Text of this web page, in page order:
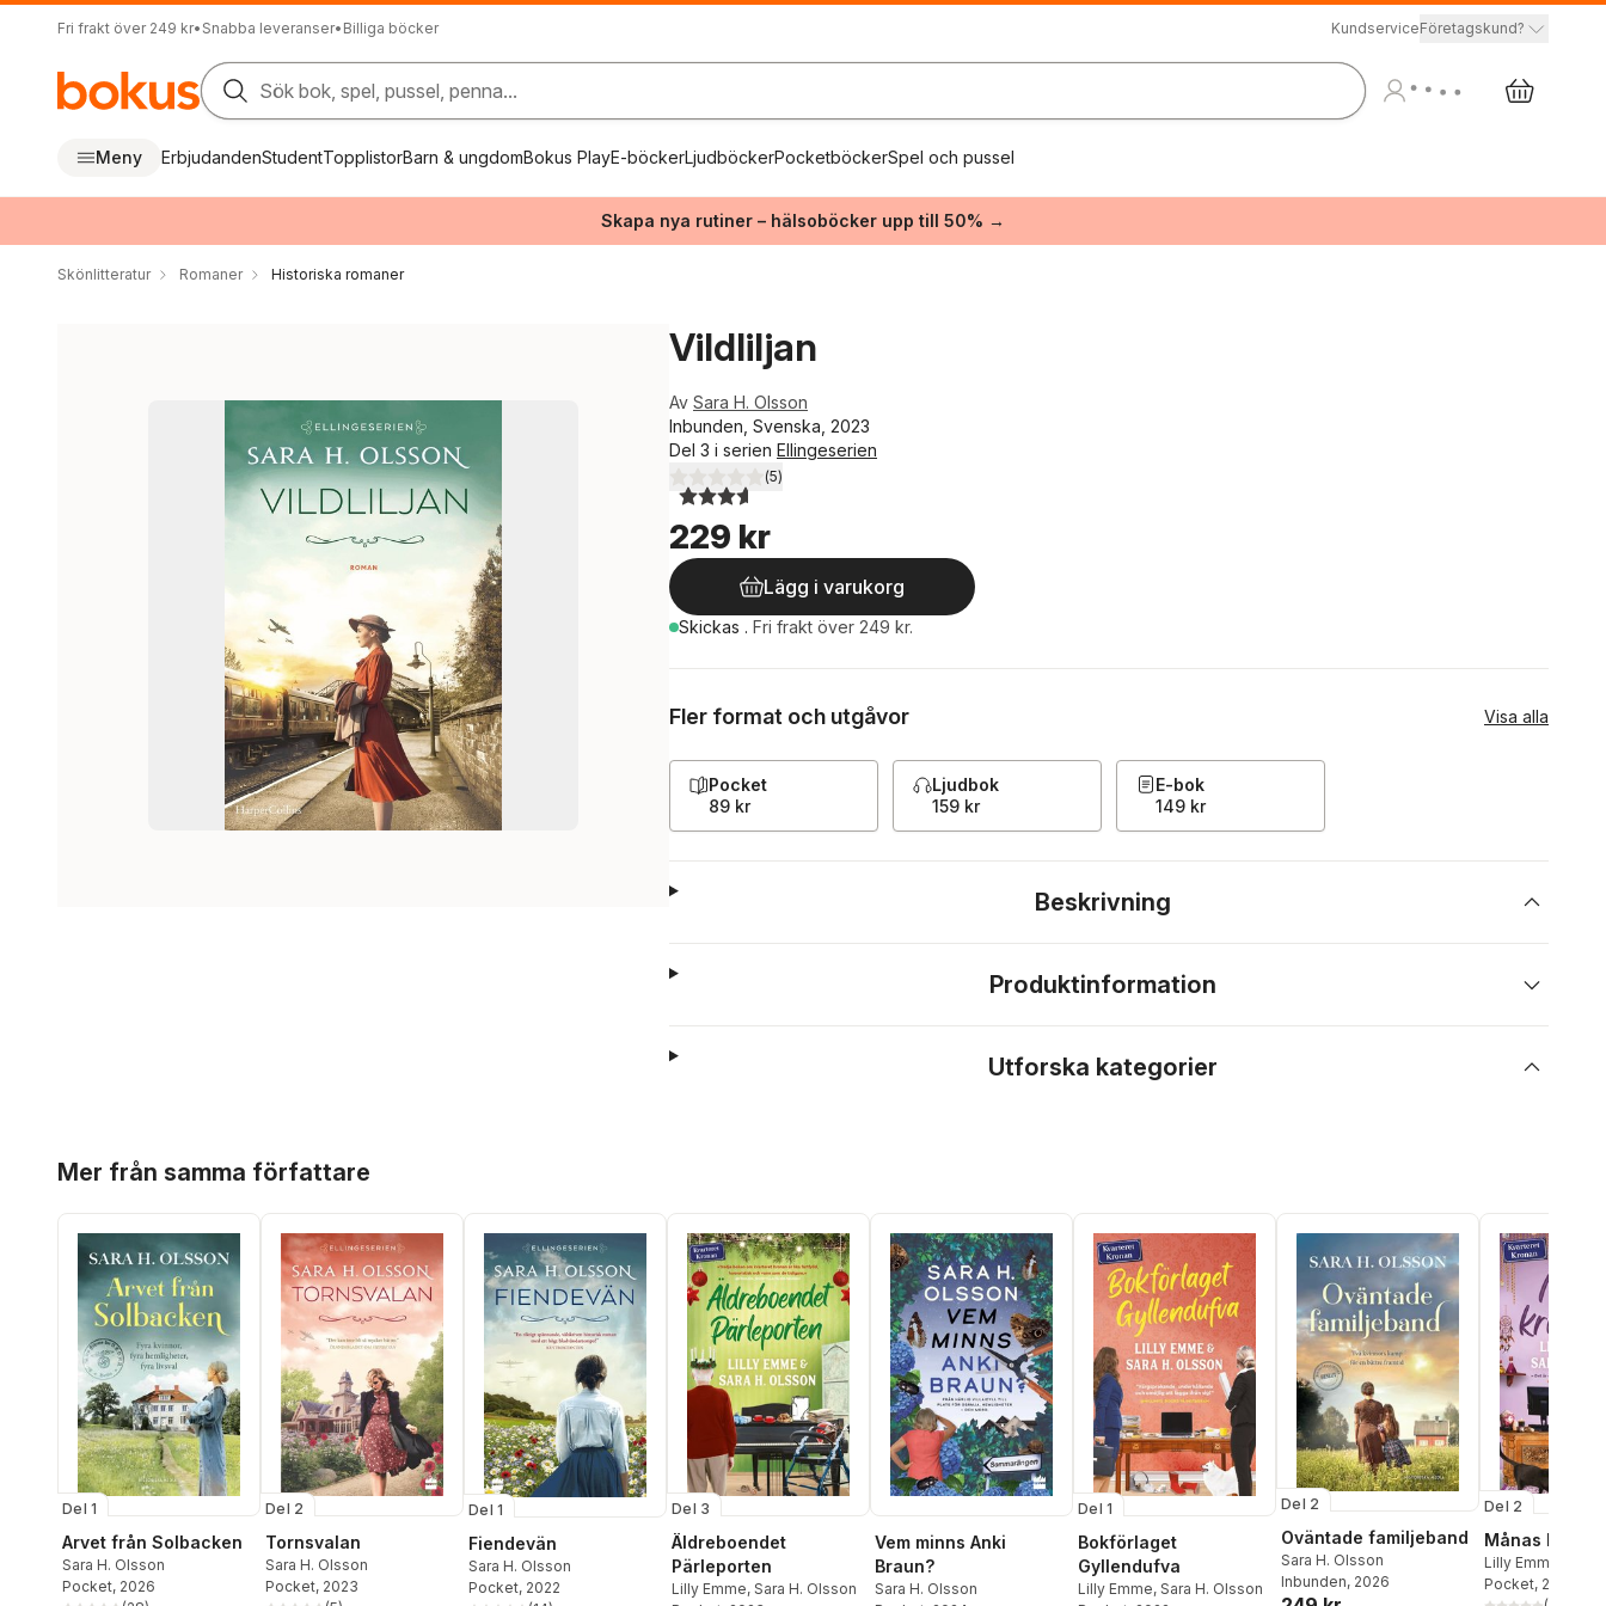
Fri frakt över 249 kr• Snabba leveranser• Billiga böcker KundserviceFöretagskund?
Sök bok, spel, pussel, penna...
Meny ErbjudandenStudentTopplistorBarn & ungdomBokus PlayE-böckerLjudböckerPocketböckerSpel och pussel
Skapa nya rutiner – hälsoböcker upp till 50% →
Skönlitteratur Romaner Historiska romaner
Vildliljan
Av Sara H. Olsson
Inbunden, Svenska, 2023
Del 3 i serien Ellingeserien
3,6utav 5 stjärnor. Totalt antal röster:
(5)
229 kr
Lägg i varukorg
Skickas . Fri frakt över 249 kr.
Fler format och utgåvor Visa alla
Pocket
89 kr
Ljudbok
159 kr
E-bok
149 kr
Beskrivning
Produktinformation
Utforska kategorier
Mer från samma författare
Del 1
Arvet från Solbacken
Sara H. Olsson
Pocket, 2026
Del 2
Tornsvalan
Sara H. Olsson
Pocket, 2023
Del 1
Fiendevän
Sara H. Olsson
Pocket, 2022
Del 3
Äldreboendet
Pärleporten
Lilly Emme, Sara H. Olsson
Vem minns Anki
Braun?
Sara H. Olsson
Del 1
Bokförlaget
Gyllendufva
Lilly Emme, Sara H. Olsson
Del 2
Oväntade familjeband
Sara H. Olsson
Inbunden, 2026
Del 2
Månas
Lilly Emme
Pocket, 2023